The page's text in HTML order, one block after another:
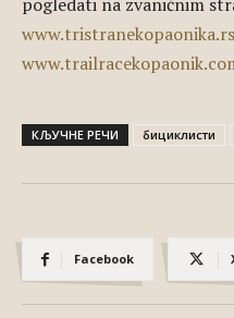
www.tristranekopaonika.rs
КЉУЧНЕ РЕЧИ бициклисти
Facebook